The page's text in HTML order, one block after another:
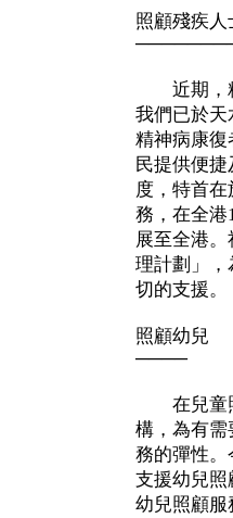
照顧殘疾
近期，精
我們已於天
精神病康復
民提供便
度，特首
務，在全港
展至全港
理計劃」，
切的支援。
照顧幼兒
────
在兒童照
構，為有需
務的彈性。
支援幼兒照
幼兒照顧服